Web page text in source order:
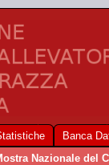
Banca
Nazionale del